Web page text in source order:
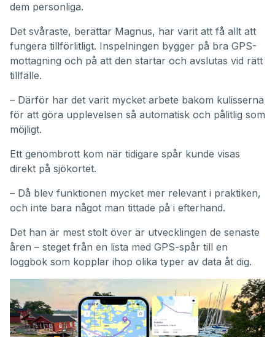
dem personliga.
Det svåraste, berättar Magnus, har varit att få allt att
fungera tillförlitligt. Inspelningen bygger på bra GPS-
mottagning och på att den startar och avslutas vid rätt
tillfälle.
– Därför har det varit mycket arbete bakom kulisserna
för att göra upplevelsen så automatisk och pålitlig som
möjligt.
Ett genombrott kom när tidigare spår kunde visas
direkt på sjökortet.
– Då blev funktionen mycket mer relevant i praktiken,
och inte bara något man tittade på i efterhand.
Det han är mest stolt över är utvecklingen de senaste
åren – steget från en lista med GPS-spår till en
loggbok som kopplar ihop olika typer av data åt dig.